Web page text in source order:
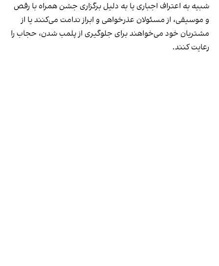
شبیه به اعتراف اجباری یا به دلیل برگزاری جشن همراه با رقص
و موسیقی، از مسئولان عذرخواهی و ابراز ندامت می‌کنند یا از
مشتریان خود می‌خواهند برای جلوگیری از پلمب شدن، حجاب را
رعایت کنند.